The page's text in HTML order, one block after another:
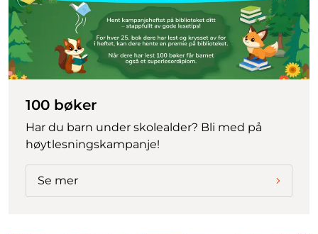
100 bøker
Har du barn under skolealder? Bli med på
høytlesningskampanje!
Se mer